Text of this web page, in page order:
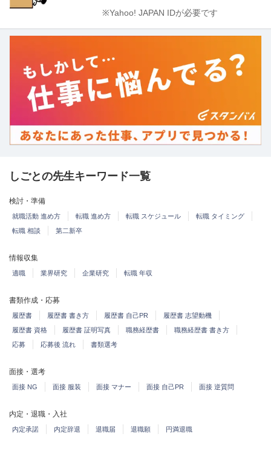
※Yahoo! JAPAN IDが必要です
しごとの先生キーワード一覧
検討・準備
就職活動 進め方 転職 進め方 転職 スケジュール
転職 タイミング
転職 相談
第二新卒
情報収集
適職 業界研究 企業研究 転職 年収
書類作成・応募
履歴書 履歴書 書き方 履歴書 自己PR
履歴書 志望動機
履歴書 資格
履歴書 証明写真 職務経歴書
職務経歴書 書き方
応募
応募後 流れ 書類選考
面接・選考
面接 NG 面接 服装 面接 マナー 面接 自己PR 面接 逆質問
内定・退職・入社
内定承諾 内定辞退 退職届 退職願 円満退職